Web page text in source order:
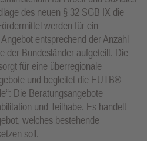
des neuen § 32 SGB IX die
werden für ein
entsprechend der Anzahl
der Bundesländer aufgeteilt. Die
für eine überregionale
und begleitet die EUTB®
Die Beratungsangebote
und Teilhabe. Es handelt
welches bestehende
soll.